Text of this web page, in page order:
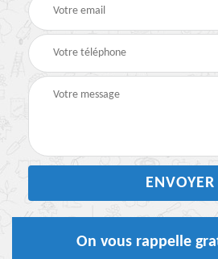
On vous rappelle